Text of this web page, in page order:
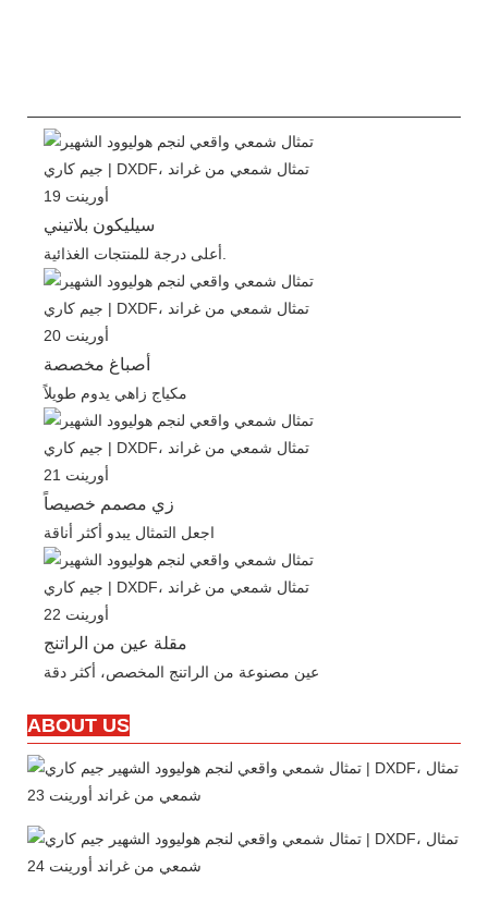
سيليكون بلاتيني
أصباغ مخصصة
مكياج زاهي يدوم طويلاً
زي مصمم خصيصاً
اجعل التمثال يبدو أكثر أناقة
مقلة عين من الراتنج
عين مصنوعة من الراتنج المخصص، أكثر دقة
ABOUT US